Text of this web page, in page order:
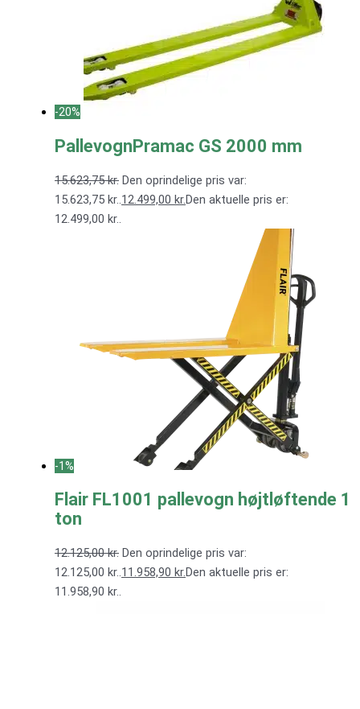
-20%
PallevognPramac GS 2000 mm
15.623,75kr. Den oprindelige pris var:
15.623,75 kr..12.499,00 kr.Den aktuelle pris er:
12.499,00 kr..
-1%
Flair FL1001 pallevogn højtløftende 1
ton
12.125,00kr. Den oprindelige pris var:
12.125,00 kr..11.958,90 kr.Den aktuelle pris er:
11.958,90 kr..